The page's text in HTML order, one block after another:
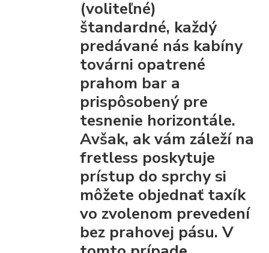
(voliteľné)
štandardné, každý
predávané nás kabíny
továrni opatrené
prahom bar a
prispôsobený pre
tesnenie horizontále.
Avšak, ak vám záleží na
fretless poskytuje
prístup do sprchysi
môžete objednať taxík
vo zvolenom prevedení
bez prahovej pásu.V